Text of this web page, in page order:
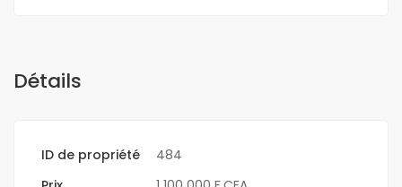
Détails
ID de propriété
484